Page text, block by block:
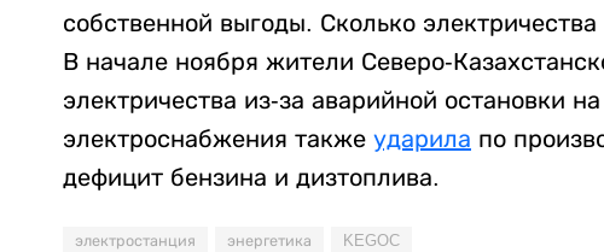
собственной выгоды. Сколько
В начале ноября жители Северо-
электричества из-за аварийной остановки
электроснабжения также ударила по
дефицит бензина и дизтоплива.
электростанция энергетика KEGOC